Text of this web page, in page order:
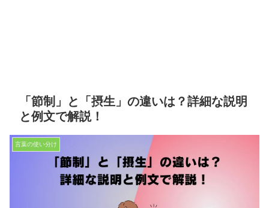
「節制」と「摂生」の違いは？詳細な説明
と例文で解説！
言葉の使い分け